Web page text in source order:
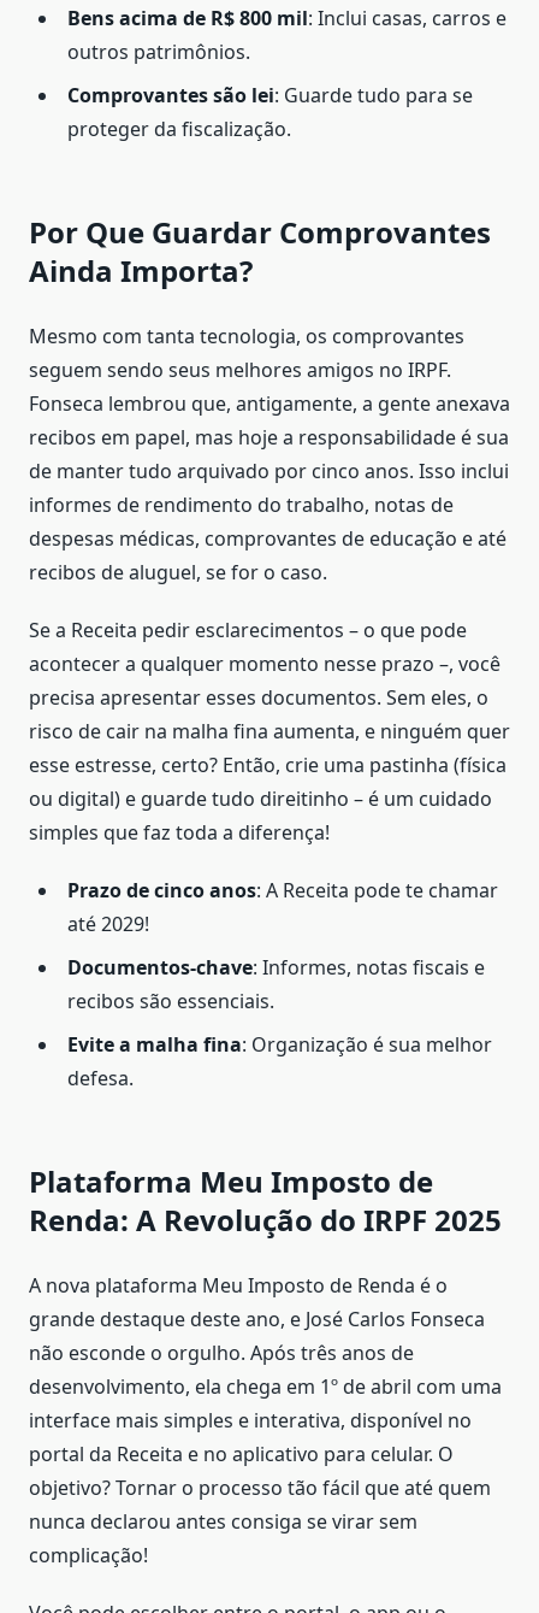
Bens acima de R$ 800 mil: Inclui casas, carros e
outros patrimônios.
Comprovantes são lei: Guarde tudo para se
proteger da fiscalização.
Por Que Guardar Comprovantes
Ainda Importa?
Mesmo com tanta tecnologia, os comprovantes
seguem sendo seus melhores amigos no IRPF.
Fonseca lembrou que, antigamente, a gente anexava
recibos em papel, mas hoje a responsabilidade é sua
de manter tudo arquivado por cinco anos. Isso inclui
informes de rendimento do trabalho, notas de
despesas médicas, comprovantes de educação e até
recibos de aluguel, se for o caso.
Se a Receita pedir esclarecimentos – o que pode
acontecer a qualquer momento nesse prazo –, você
precisa apresentar esses documentos. Sem eles, o
risco de cair na malha fina aumenta, e ninguém quer
esse estresse, certo? Então, crie uma pastinha (física
ou digital) e guarde tudo direitinho – é um cuidado
simples que faz toda a diferença!
Prazo de cinco anos: A Receita pode te chamar
até 2029!
Documentos-chave: Informes, notas fiscais e
recibos são essenciais.
Evite a malha fina: Organização é sua melhor
defesa.
Plataforma Meu Imposto de
Renda: A Revolução do IRPF 2025
A nova plataforma Meu Imposto de Renda é o
grande destaque deste ano, e José Carlos Fonseca
não esconde o orgulho. Após três anos de
desenvolvimento, ela chega em 1º de abril com uma
interface mais simples e interativa, disponível no
portal da Receita e no aplicativo para celular. O
objetivo? Tornar o processo tão fácil que até quem
nunca declarou antes consiga se virar sem
complicação!